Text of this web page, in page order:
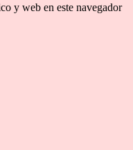
y web en este navegador